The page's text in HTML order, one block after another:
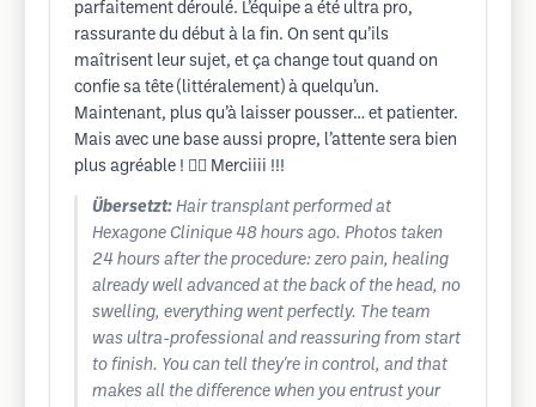
parfaitement déroulé. L’équipe a été ultra pro,
rassurante du début à la fin. On sent qu’ils
maîtrisent leur sujet, et ça change tout quand on
confie sa tête (littéralement) à quelqu’un.
Maintenant, plus qu’à laisser pousser… et patienter.
Mais avec une base aussi propre, l’attente sera bien
plus agréable ! 💆‍♂️ Merciiii !!!
Übersetzt: Hair transplant performed at
Hexagone Clinique 48 hours ago. Photos taken
24 hours after the procedure: zero pain, healing
already well advanced at the back of the head, no
swelling, everything went perfectly. The team
was ultra-professional and reassuring from start
to finish. You can tell they're in control, and that
makes all the difference when you entrust your